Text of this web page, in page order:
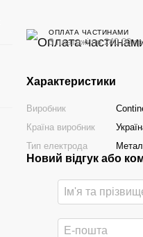
ОПЛАТА ЧАСТИНАМИ
3 платежі по 240.00
Характеристики
Виробник
Країна виробник
Тип електрода
Новий відгук або